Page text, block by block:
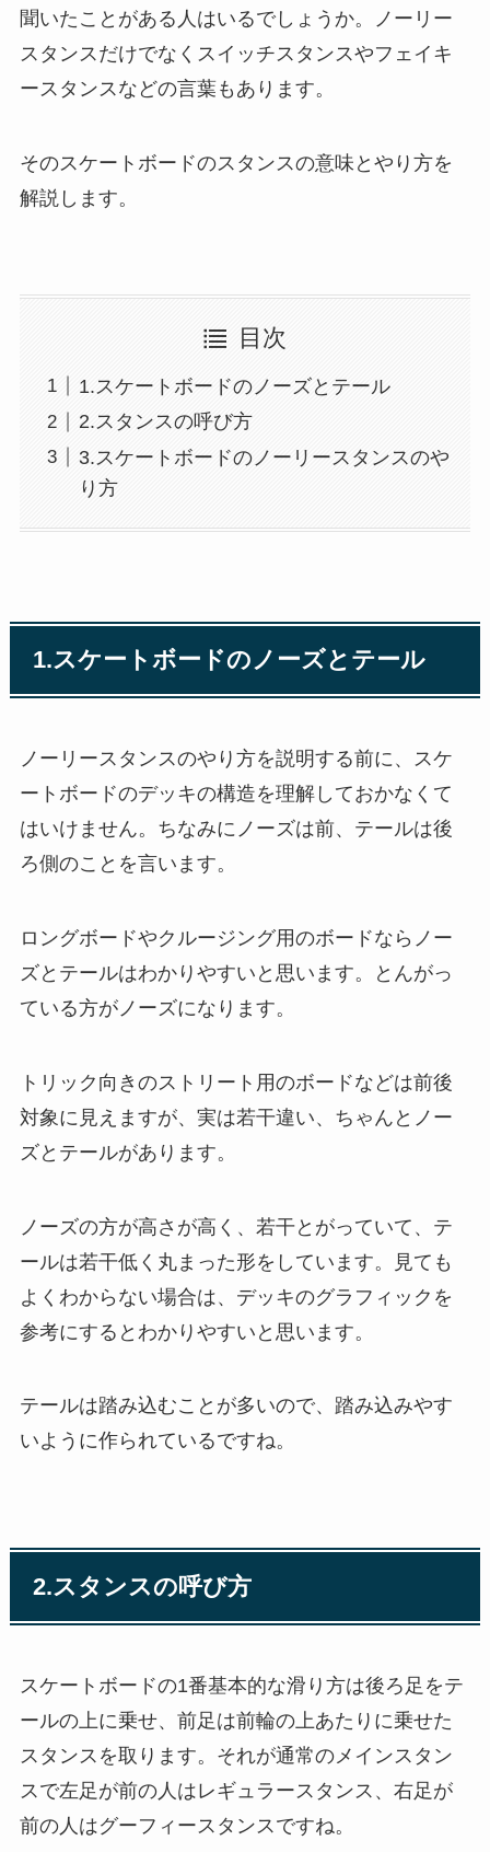
聞いたことがある人はいるでしょうか。ノーリー
スタンスだけでなくスイッチスタンスやフェイキ
ースタンスなどの言葉もあります。
そのスケートボードのスタンスの意味とやり方を
解説します。
目次
1.スケートボードのノーズとテール
2.スタンスの呼び方
3.スケートボードのノーリースタンスのや
り方
1.スケートボードのノーズとテール
ノーリースタンスのやり方を説明する前に、スケ
ートボードのデッキの構造を理解しておかなくて
はいけません。ちなみにノーズは前、テールは後
ろ側のことを言います。
ロングボードやクルージング用のボードならノー
ズとテールはわかりやすいと思います。とんがっ
ている方がノーズになります。
トリック向きのストリート用のボードなどは前後
対象に見えますが、実は若干違い、ちゃんとノー
ズとテールがあります。
ノーズの方が高さが高く、若干とがっていて、テ
ールは若干低く丸まった形をしています。見ても
よくわからない場合は、デッキのグラフィックを
参考にするとわかりやすいと思います。
テールは踏み込むことが多いので、踏み込みやす
いように作られているですね。
2.スタンスの呼び方
スケートボードの1番基本的な滑り方は後ろ足をテ
ールの上に乗せ、前足は前輪の上あたりに乗せた
スタンスを取ります。それが通常のメインスタン
スで左足が前の人はレギュラースタンス、右足が
前の人はグーフィースタンスですね。